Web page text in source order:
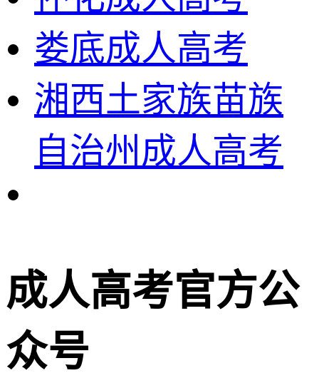
娄底成人高考
湘西土家族苗族
自治州成人高考
成人高考官方公
众号